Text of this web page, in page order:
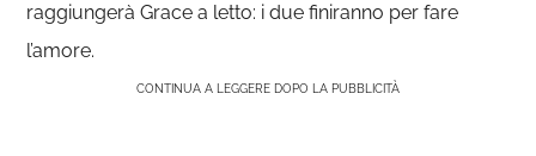
raggiungerà Grace a letto: i due finiranno per fare
l’amore.
CONTINUA A LEGGERE DOPO LA PUBBLICITÀ